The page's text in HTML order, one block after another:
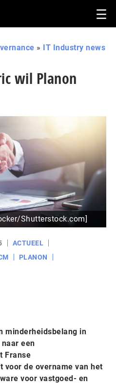
» IT Industry news
wil Planon
Shutterstock.com]
ACTUEEL
PLANON
minderheidsbelang in
een
Franse
voor de overname van het
voor vastgoed- en